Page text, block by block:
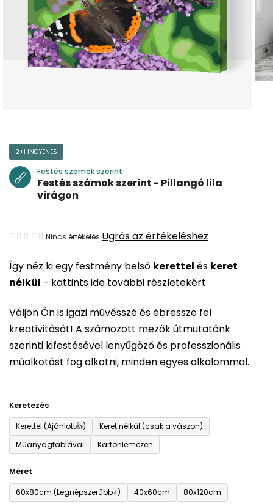
Így néz ki egy festmény belső kerettel és keret
nélkül - kattints ide további részletekért
Váljon Ön is igazi művésszé és ébressze fel
kreativitását! A számozott mezők útmutatónk
szerinti kifestésével lenyűgöző és professzionális
műalkotást fog alkotni, minden egyes alkalommal.
Keretezés
Kerettel (Ajánlott👍)
Keret nélkül (csak a vászon)
Műanyagtáblával
Kartonlemezen
Méret
60x80cm (Legnépszerűbb⭐)
40x60cm 80x120cm
2+1 INGYENES
Festés számok szerint
Festés számok szerint - Pillangó lila
virágon
A
átlagos
értékelése
ből
0,0
csillag.
Nincs értékelés Ugrás az értékeléshez